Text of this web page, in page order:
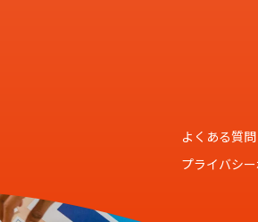
よくある質問
プライバシ